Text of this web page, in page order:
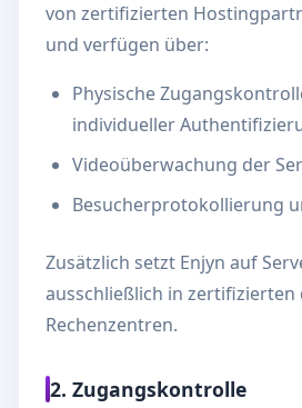
von zertifizierten
und verfügen über:
Physische
individueller
Videoüberwachung der
Besucherprotokollierung
Zusätzlich setzt Enjyn auf
ausschließlich in zertifizierten
Rechenzentren.
2. Zugangskontrolle